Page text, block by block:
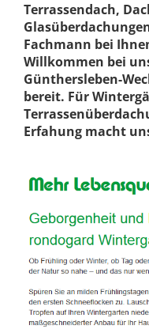
Terrassendach,
Fachmann bei
Willkommen bei
Günthersleben-
bereit. Für
Erfahung macht